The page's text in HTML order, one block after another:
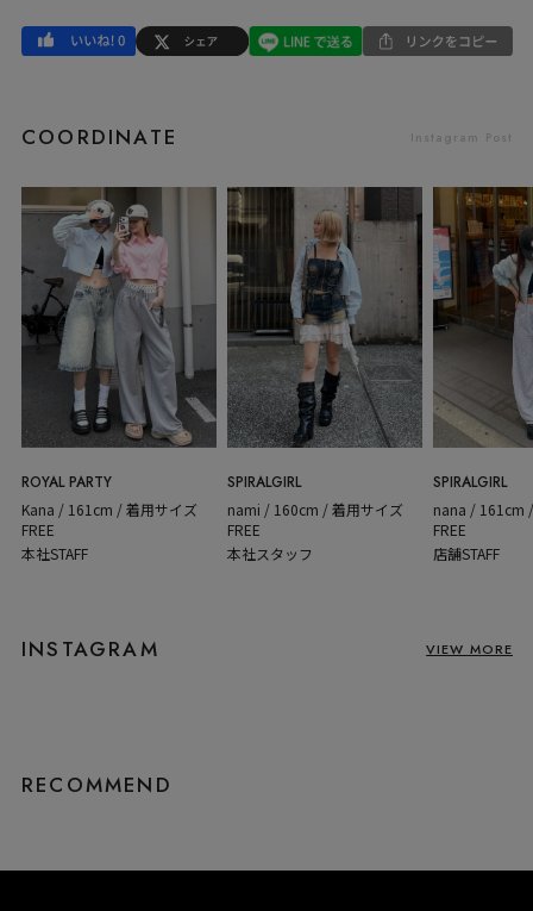
COORDINATE Instagram Post
ROYAL PARTY
Kana / 161cm / 着用サイズ
FREE
本社STAFF
SPIRALGIRL
nami / 160cm / 着用サイズ
FREE
本社スタッフ
SPIRALGIRL
nana / 161cm
FREE
店舗STAFF
INSTAGRAM VIEW MORE
RECOMMEND